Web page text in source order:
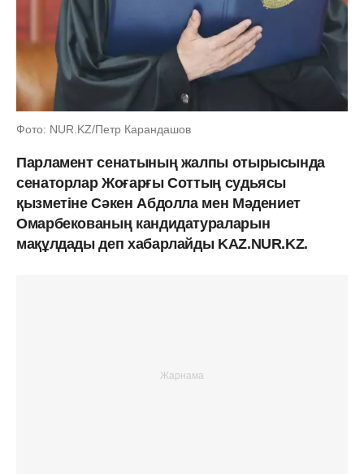
Фото: NUR.KZ/Петр Карандашов
Парламент сенатының жалпы отырысында
сенаторлар Жоғарғы Соттың судьясы
қызметіне Сәкен Абдолла мен Мәдениет
Омарбекованың кандидатураларын
мақұлдады деп хабарлайды KAZ.NUR.KZ.